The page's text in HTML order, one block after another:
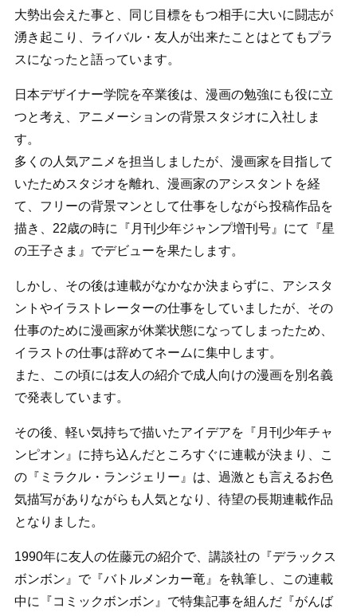
大勢出会えた事と、同じ目標をもつ相手に大いに闘志が
湧き起こり、ライバル・友人が出来たことはとてもプラ
スになったと語っています。
日本デザイナー学院を卒業後は、漫画の勉強にも役に立
つと考え、アニメーションの背景スタジオに入社しま
す。
多くの人気アニメを担当しましたが、漫画家を目指して
いたためスタジオを離れ、漫画家のアシスタントを経
て、フリーの背景マンとして仕事をしながら投稿作品を
描き、22歳の時に『月刊少年ジャンプ増刊号』にて『星
の王子さま』でデビューを果たします。
しかし、その後は連載がなかなか決まらずに、アシスタ
ントやイラストレーターの仕事をしていましたが、その
仕事のために漫画家が休業状態になってしまったため、
イラストの仕事は辞めてネームに集中します。
また、この頃には友人の紹介で成人向けの漫画を別名義
で発表しています。
その後、軽い気持ちで描いたアイデアを『月刊少年チャ
ンピオン』に持ち込んだところすぐに連載が決まり、こ
の『ミラクル・ランジェリー』は、過激とも言えるお色
気描写がありながらも人気となり、待望の長期連載作品
となりました。
1990年に友人の佐藤元の紹介で、講談社の『デラックス
ボンボン』で『バトルメンカー竜』を執筆し、この連載
中に『コミックボンボン』で特集記事を組んだ『がんば